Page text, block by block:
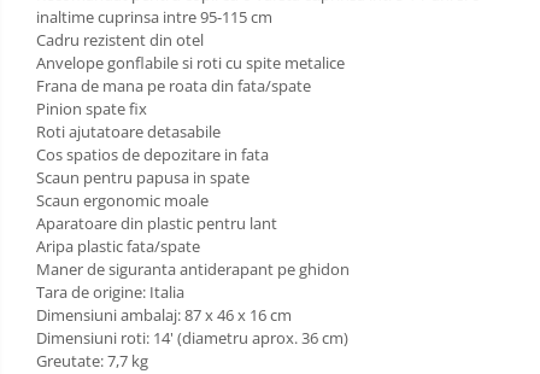
inaltime cuprinsa intre 95-115 cm
Cadru rezistent din otel
Anvelope gonflabile si roti cu spite metalice
Frana de mana pe roata din fata/spate
Pinion spate fix
Roti ajutatoare detasabile
Cos spatios de depozitare in fata
Scaun pentru papusa in spate
Scaun ergonomic moale
Aparatoare din plastic pentru lant
Aripa plastic fata/spate
Maner de siguranta antiderapant pe ghidon
Tara de origine: Italia
Dimensiuni ambalaj: 87 x 46 x 16 cm
Dimensiuni roti: 14' (diametru aprox. 36 cm)
Greutate: 7,7 kg